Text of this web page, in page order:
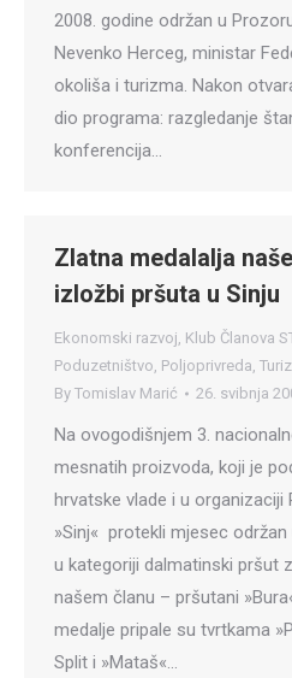
2008. godine održan u
Nevenko Herceg, ministar
okoliša i turizma. Nakon
dio programa: razgledanje
konferencija…
Zlatna medalalja
izložbi pršuta u Sinju
Ekonomski razvoj, Klub Članova
Poduzetništvo, Poljoprivreda,
By Tomislav Marić 26. svibnja
Na ovogodišnjem 3.
mesnatih proizvoda, koji je
hrvatske vlade i u
»Sinj« protekli mjesec
u kategoriji dalmatinski pršut
našem članu – pršutani
medalje pripale su tvrtkama
Split i »Mataš«…